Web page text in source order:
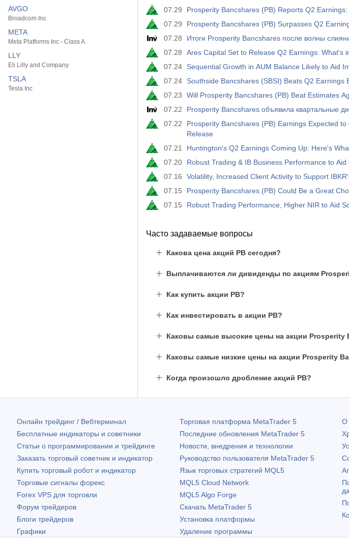
AVGO
Broadcom Inc
META
Meta Platforms Inc - Class A
LLY
Eli Lilly and Company
TSLA
Tesla Inc
07.29
Prosperity Bancshares (PB) Reports Q2
07.29
Prosperity Bancshares (PB) Surpasses Q2
07.28
Итоги Prosperity Bancshares после волны
07.28
Ares Capital Set to Release Q2 Earnings: What's
07.24
Sequential Growth in AUM Balance Likely to Aid
07.24
Southside Bancshares (SBSI) Beats Q2 Earnings
07.23
Will Prosperity Bancshares (PB) Beat Estimates
07.22
Prosperity Bancshares объявила квартальные
07.22
Prosperity Bancshares (PB) Earnings Expected
Release
07.21
Huntington's Q2 Earnings Coming Up: Here's
07.20
Robust Trading & IB Business Performance to
07.16
Volatility, Increased Client Activity to Support
07.15
Prosperity Bancshares (PB) Could Be a Great
07.15
Robust Trading Performance, Higher NIR to Aid
Часто задаваемые вопросы
Какова цена акций PB сегодня?
Выплачиваются ли дивиденды по акциям
Как купить акции PB?
Как инвестировать в акции PB?
Каковы самые высокие цены на акции Prosperity
Каковы самые низкие цены на акции Prosperity
Когда произошло дробление акций PB?
Онлайн трейдинг / Вебтерминал
Бесплатные индикаторы и советники
Статьи о программировании и трейдинге
Заказать торговый советник и индикатор
Купить торговый робот и индикатор
Торговые сигналы форекс
Forex VPS для торговли
Форум трейдеров
Блоги трейдеров
Графики
Торговая платформа MetaTrader 5
Последние обновления MetaTrader 5
Новости, внедрения и технологии
Руководство пользователя MetaTrader 5
Язык торговых стратегий MQL5
MQL5 Cloud Network
MQL5 Algo Forge
Скачать MetaTrader 5
Установка платформы
Удаление программы
О